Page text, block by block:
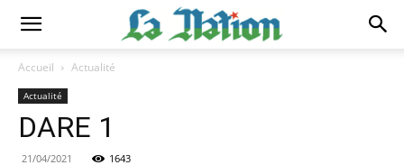
Accueil Actualité
Actualité
DARE 1
21/04/2021 1643